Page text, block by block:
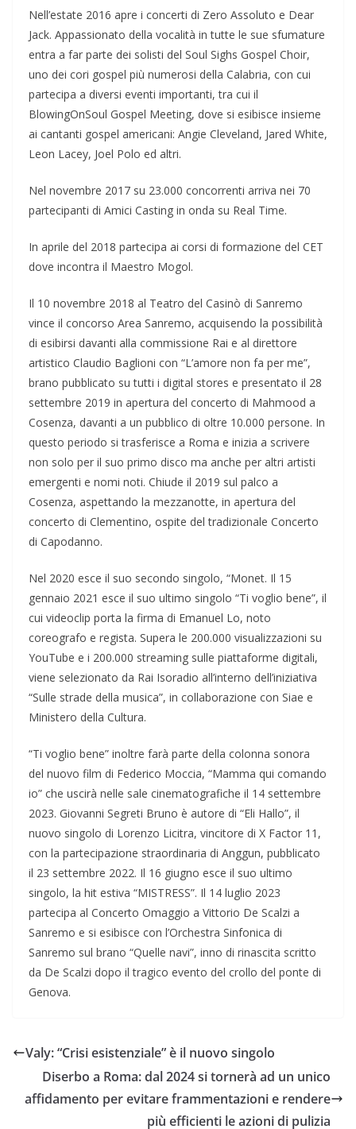
Nell’estate 2016 apre i concerti di Zero Assoluto e Dear
Jack. Appassionato della vocalità in tutte le sue sfumature
entra a far parte dei solisti del Soul Sighs Gospel Choir,
uno dei cori gospel più numerosi della Calabria, con cui
partecipa a diversi eventi importanti, tra cui il
BlowingOnSoul Gospel Meeting, dove si esibisce insieme
ai cantanti gospel americani: Angie Cleveland, Jared White,
Leon Lacey, Joel Polo ed altri.
Nel novembre 2017 su 23.000 concorrenti arriva nei 70
partecipanti di Amici Casting in onda su Real Time.
In aprile del 2018 partecipa ai corsi di formazione del CET
dove incontra il Maestro Mogol.
Il 10 novembre 2018 al Teatro del Casinò di Sanremo
vince il concorso Area Sanremo, acquisendo la possibilità
di esibirsi davanti alla commissione Rai e al direttore
artistico Claudio Baglioni con “L’amore non fa per me”,
brano pubblicato su tutti i digital stores e presentato il 28
settembre 2019 in apertura del concerto di Mahmood a
Cosenza, davanti a un pubblico di oltre 10.000 persone. In
questo periodo si trasferisce a Roma e inizia a scrivere
non solo per il suo primo disco ma anche per altri artisti
emergenti e nomi noti. Chiude il 2019 sul palco a
Cosenza, aspettando la mezzanotte, in apertura del
concerto di Clementino, ospite del tradizionale Concerto
di Capodanno.
Nel 2020 esce il suo secondo singolo, “Monet. Il 15
gennaio 2021 esce il suo ultimo singolo “Ti voglio bene”, il
cui videoclip porta la firma di Emanuel Lo, noto
coreografo e regista. Supera le 200.000 visualizzazioni su
YouTube e i 200.000 streaming sulle piattaforme digitali,
viene selezionato da Rai Isoradio all’interno dell’iniziativa
“Sulle strade della musica”, in collaborazione con Siae e
Ministero della Cultura.
“Ti voglio bene” inoltre farà parte della colonna sonora
del nuovo film di Federico Moccia, “Mamma qui comando
io” che uscirà nelle sale cinematografiche il 14 settembre
2023. Giovanni Segreti Bruno è autore di “Eli Hallo”, il
nuovo singolo di Lorenzo Licitra, vincitore di X Factor 11,
con la partecipazione straordinaria di Anggun, pubblicato
il 23 settembre 2022. Il 16 giugno esce il suo ultimo
singolo, la hit estiva “MISTRESS”. Il 14 luglio 2023
partecipa al Concerto Omaggio a Vittorio De Scalzi a
Sanremo e si esibisce con l’Orchestra Sinfonica di
Sanremo sul brano “Quelle navi”, inno di rinascita scritto
da De Scalzi dopo il tragico evento del crollo del ponte di
Genova.
Valy: “Crisi esistenziale” è il nuovo singolo
Diserbo a Roma: dal 2024 si tornerà ad un unico
affidamento per evitare frammentazioni e rendere
più efficienti le azioni di pulizia